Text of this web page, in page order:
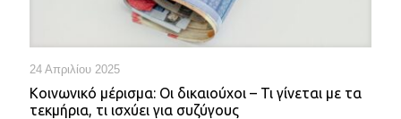
24 Απριλίου 2025
Κοινωνικό μέρισμα: Οι δικαιούχοι – Τι γίνεται με τα
τεκμήρια, τι ισχύει για συζύγους